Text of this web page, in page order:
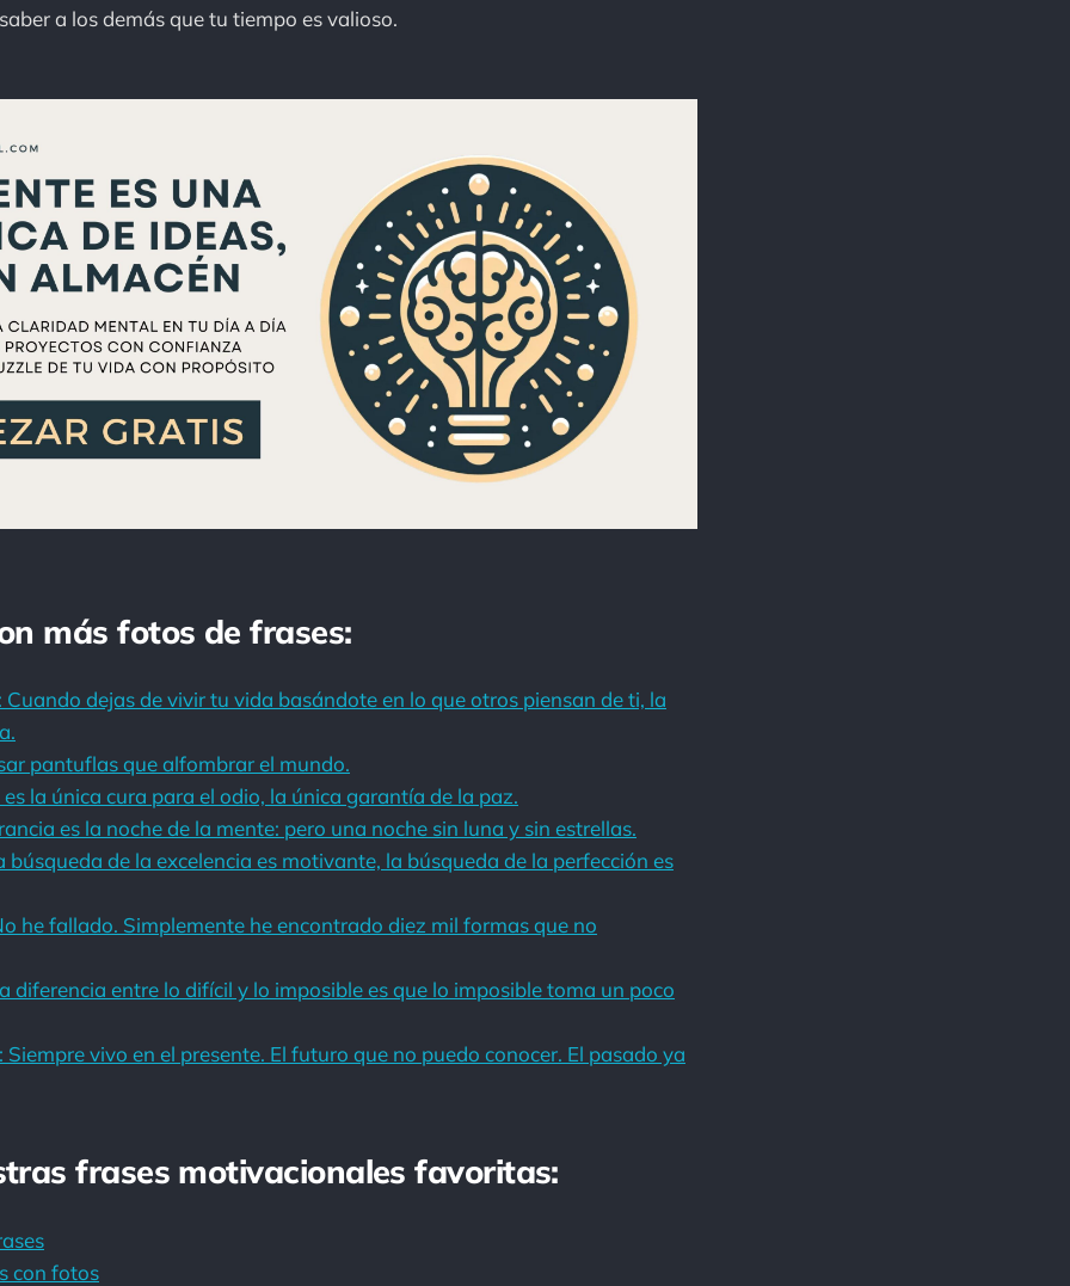
a los demás que tu tiempo es valioso.
más fotos de frases:
Cuando dejas de vivir tu vida basándote en lo que otros piensan de ti, la
pantuflas que alfombrar el mundo.
la única cura para el odio, la única garantía de la paz.
es la noche de la mente: pero una noche sin luna y sin estrellas.
búsqueda de la excelencia es motivante, la búsqueda de la perfección es
he fallado. Simplemente he encontrado diez mil formas que no
diferencia entre lo difícil y lo imposible es que lo imposible toma un poco
Siempre vivo en el presente. El futuro que no puedo conocer. El pasado ya
frases motivacionales favoritas:
con fotos